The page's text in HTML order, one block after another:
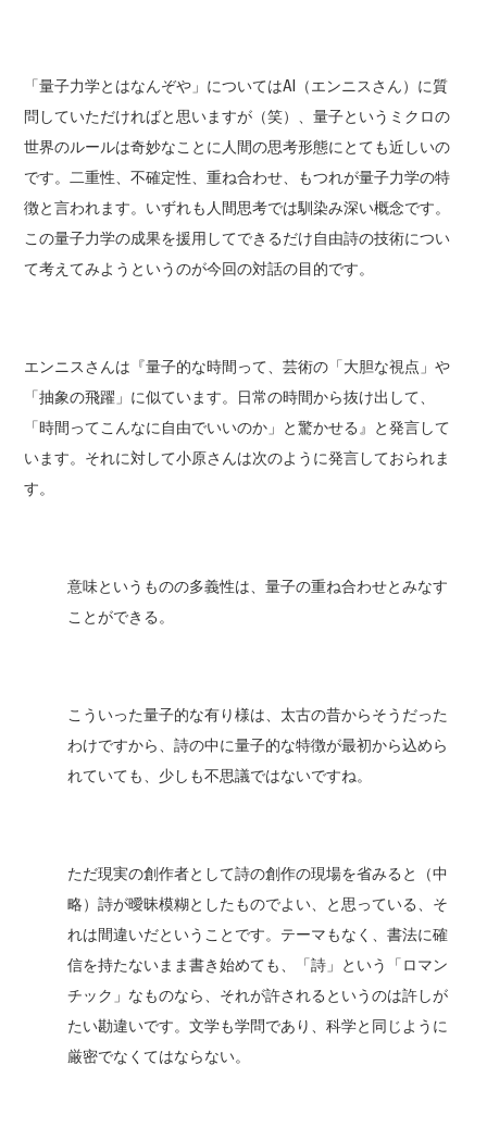
「量子力学とはなんぞや」についてはAI（エンニスさん）に質
問していただければと思いますが（笑）、量子というミクロの
世界のルールは奇妙なことに人間の思考形態にとても近しいの
です。二重性、不確定性、重ね合わせ、もつれが量子力学の特
徴と言われます。いずれも人間思考では馴染み深い概念です。
この量子力学の成果を援用してできるだけ自由詩の技術につい
て考えてみようというのが今回の対話の目的です。
エンニスさんは『量子的な時間って、芸術の「大胆な視点」や
「抽象の飛躍」に似ています。日常の時間から抜け出して、
「時間ってこんなに自由でいいのか」と驚かせる』と発言して
います。それに対して小原さんは次のように発言しておられま
す。
意味というものの多義性は、量子の重ね合わせとみなす
ことができる。
こういった量子的な有り様は、太古の昔からそうだった
わけですから、詩の中に量子的な特徴が最初から込めら
れていても、少しも不思議ではないですね。
ただ現実の創作者として詩の創作の現場を省みると（中
略）詩が曖昧模糊としたものでよい、と思っている、そ
れは間違いだということです。テーマもなく、書法に確
信を持たないまま書き始めても、「詩」という「ロマン
チック」なものなら、それが許されるというのは許しが
たい勘違いです。文学も学問であり、科学と同じように
厳密でなくてはならない。